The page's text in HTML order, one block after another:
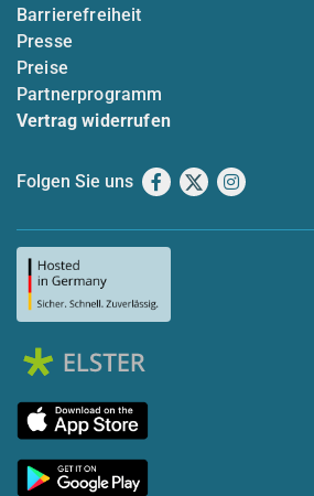
Barrierefreiheit
Presse
Preise
Partnerprogramm
Vertrag widerrufen
Folgen Sie uns Facebook
X Instagram